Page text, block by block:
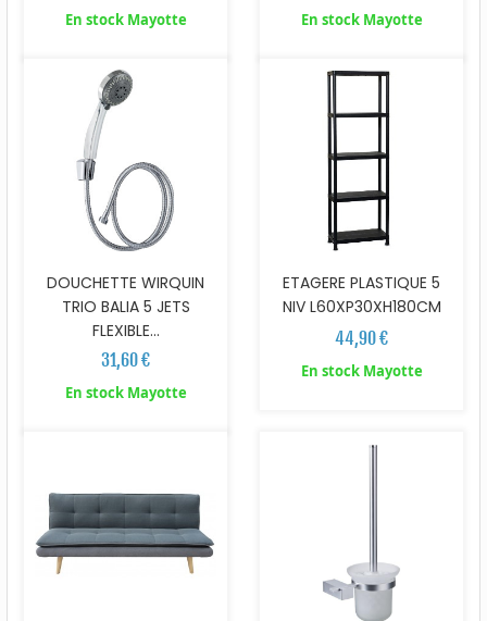
En stock Mayotte En stock Mayotte
DOUCHETTE WIRQUIN
TRIO BALIA 5 JETS
FLEXIBLE...
31,60 €
En stock Mayotte
ETAGERE PLASTIQUE 5
NIV L60XP30XH180CM
44,90 €
En stock Mayotte